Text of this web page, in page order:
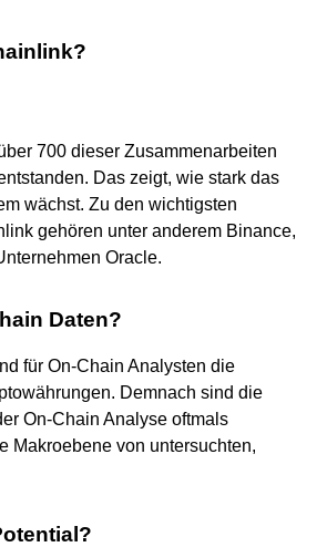
700 dieser Zusammenarbeiten
Das zeigt, wie stark das
wächst. Zu den wichtigsten
gehören unter anderem Binance,
Oracle.
Daten?
für On-Chain Analysten die
Demnach sind die
On-Chain Analyse oftmals
Makroebene von untersuchten,